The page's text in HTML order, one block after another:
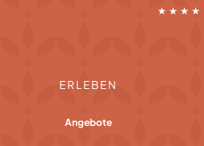
ERLEBEN
Angebote